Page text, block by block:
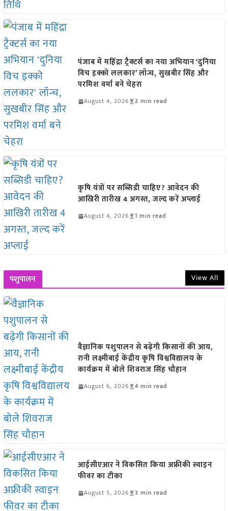
पंजाब में महिंद्रा ट्रैक्टर्स का नया अभियान ‘दुनिया
विच इक्को ललकार’ लॉन्च, सुखबीर सिंह और
परमिश वर्मा बने चेहरा
August 4, 2026 2 min read
कृषि यंत्रों पर सब्सिडी चाहिए? आवेदन की
आखिरी तारीख 4 अगस्त, जल्द करें अप्लाई
August 4, 2026 1 min read
पशुपालन View All
वैज्ञानिक पशुपालन से बढ़ेगी किसानों की आय,
रानी लक्ष्मीबाई केंद्रीय कृषि विश्वविद्यालय के
कार्यक्रम में बोले शिवराज सिंह चौहान
August 6, 2026 4 min read
आईसीएआर ने विकसित किया अफ्रीकी स्वाइन
फीवर का टीका
August 5, 2026 3 min read